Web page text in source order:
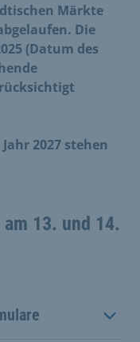
Märkte
Die
(Datum des
2027 stehen
13. und 14.